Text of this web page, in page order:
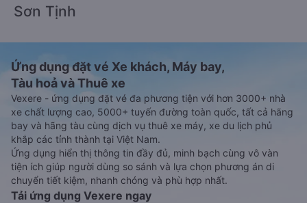
Sơn Tịnh
Ứng dụng đặt vé Xe khách, Máy bay,
Tàu hoả và Thuê xe
Vexere - ứng dụng đặt vé đa phương tiện với hơn 3000+ nhà
xe chất lượng cao, 5000+ tuyến đường toàn quốc, tất cả hãng
bay và hãng tàu cùng dịch vụ thuê xe máy, xe du lịch phủ
khắp các tỉnh thành tại Việt Nam.
Ứng dụng hiển thị thông tin đầy đủ, minh bạch cùng vô vàn
tiện ích giúp người dùng so sánh và lựa chọn phương án di
chuyển tiết kiệm, nhanh chóng và phù hợp nhất.
Tải ứng dụng Vexere ngay